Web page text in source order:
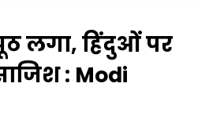
लगा, हिंदुओं पर
: Modi